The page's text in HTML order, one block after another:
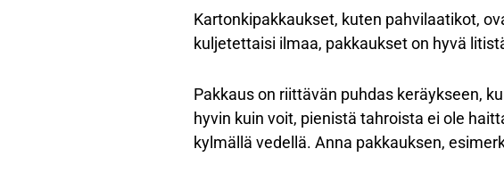
Kartonkipakkaukset, kuten pahvilaatikot,
kuljetettaisi ilmaa, pakkaukset on hyvä
Pakkaus on riittävän puhdas keräykseen,
hyvin kuin voit, pienistä tahroista ei ole
kylmällä vedellä. Anna pakkauksen,